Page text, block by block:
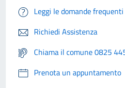
Leggi le domande frequenti
Richiedi Assistenza
Chiama il comune 0825
Prenota un appuntamento